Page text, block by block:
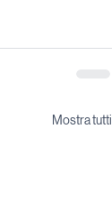
Mostra tutti